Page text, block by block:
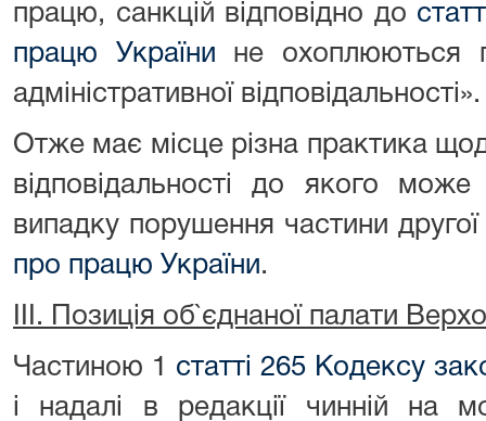
працю, санкцій відповідно до
працю України не охоплюються
адміністративної
Отже має місце різна практика
відповідальності до якого
випадку порушення частини
про працю України.
ІІІ. Позиція об`єднаної палати
Частиною 1 статті 265 Кодексу
і надалі в редакції чинній на